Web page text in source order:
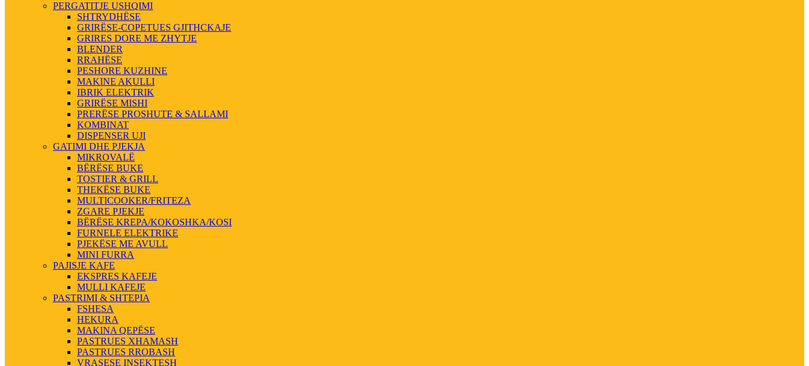
PERGATITJE USHQIMI
SHTRYDHËSE
GRIRËSE-COPETUES GJITHCKAJE
GRIRES DORE ME ZHYTJE
BLENDER
RRAHËSE
PESHORE KUZHINE
MAKINE AKULLI
IBRIK ELEKTRIK
GRIRËSE MISHI
PRERËSE PROSHUTE & SALLAMI
KOMBINAT
DISPENSER UJI
GATIMI DHE PJEKJA
MIKROVALË
BËRËSE BUKE
TOSTIER & GRILL
THEKËSE BUKE
MULTICOOKER/FRITEZA
ZGARE PJEKJE
BËRËSE KREPA/KOKOSHKA/KOSI
FURNELE ELEKTRIKE
PJEKËSE ME AVULL
MINI FURRA
PAJISJE KAFE
EKSPRES KAFEJE
MULLI KAFEJE
PASTRIMI & SHTEPIA
FSHESA
HEKURA
MAKINA QEPËSE
PASTRUES XHAMASH
PASTRUES RROBASH
VRASESE INSEKTESH